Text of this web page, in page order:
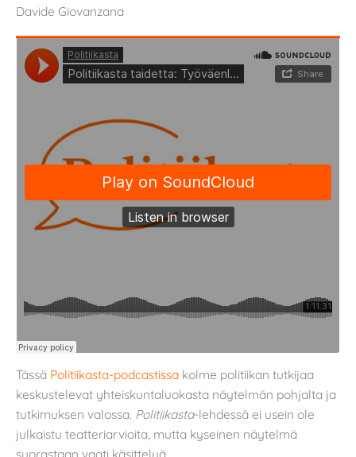
Davide Giovanzana
Tässä Politiikasta-podcastissa kolme politiikan tutkijaa
keskustelevat yhteiskuntaluokasta näytelmän pohjalta ja
tutkimuksen valossa. Politiikasta-lehdessä ei usein ole
julkaistu teatteriarvioita, mutta kyseinen näytelmä